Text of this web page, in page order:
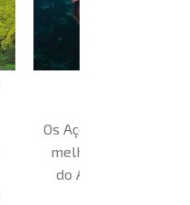
Os Açores são, sem
melhores destinos
do Atlântico. A